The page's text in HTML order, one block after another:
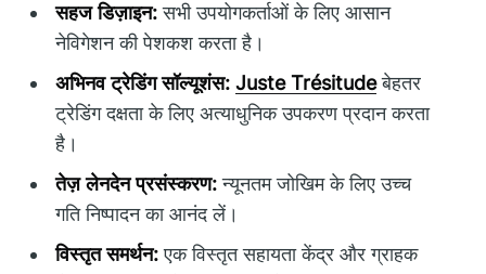
सहज डिज़ाइन:सभी उपयोगकर्ताओं के लिए आसान
नेविगेशन की पेशकश करता है।
अभिनव ट्रेडिंग सॉल्यूशंस: Juste Trésitudeबेहतर
ट्रेडिंग दक्षता के लिए अत्याधुनिक उपकरण प्रदान करता
है।
तेज़ लेनदेन प्रसंस्करण:न्यूनतम जोखिम के लिए उच्च
गति निष्पादन का आनंद लें।
विस्तृत समर्थन:एक विस्तृत सहायता केंद्र और ग्राहक